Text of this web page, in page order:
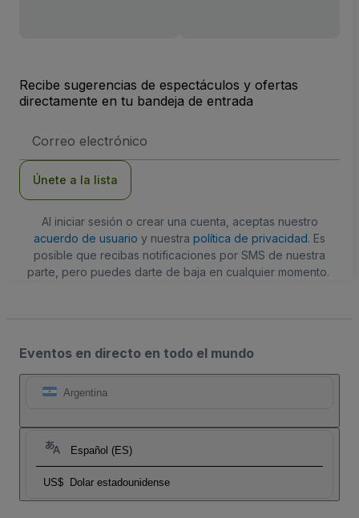
Recibe sugerencias de espectáculos y ofertas
directamente en tu bandeja de entrada
de
Únete a la lista
Al iniciar sesión o crear una cuenta, aceptas nuestro
acuerdo de usuario y nuestra política de privacidad. Es
posible que recibas notificaciones por SMS de nuestra
parte, pero puedes darte de baja en cualquier momento.
Eventos en directo en todo el mundo
Argentina
Español (ES)
US$ Dolar estadounidense